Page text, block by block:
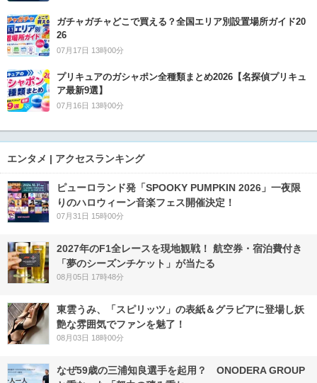
ガチャガチャどこで買える？全国エリア別設置場所ガイド20
26
07月17日 13時00分
プリキュアのガシャポン全種類まとめ2026【名探偵プリキュ
ア最新9選】
07月16日 13時00分
エンタメ | アクセスランキング
ピューロランド発「SPOOKY PUMPKIN 2026」一夜限
りのハロウィーン音楽フェス開催決定！
07月31日 15時00分
2027年のF1全レースを現地観戦！ 航空券・宿泊費付き
「夢のシーズンチケット」が当たる
08月05日 17時48分
東雲うみ、「スピリッツ」の表紙＆グラビアに登場し妖
艶な雰囲気でファンを魅了！
08月03日 18時00分
なぜ59歳の三浦知良選手を起用？ ONODERA GROUP